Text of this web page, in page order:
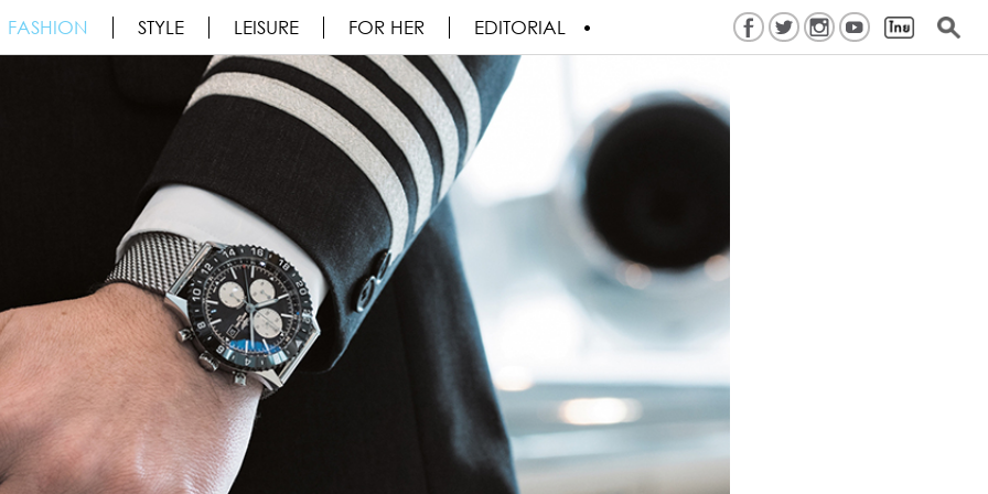
FASHION STYLE LEISURE FOR HER EDITORIAL